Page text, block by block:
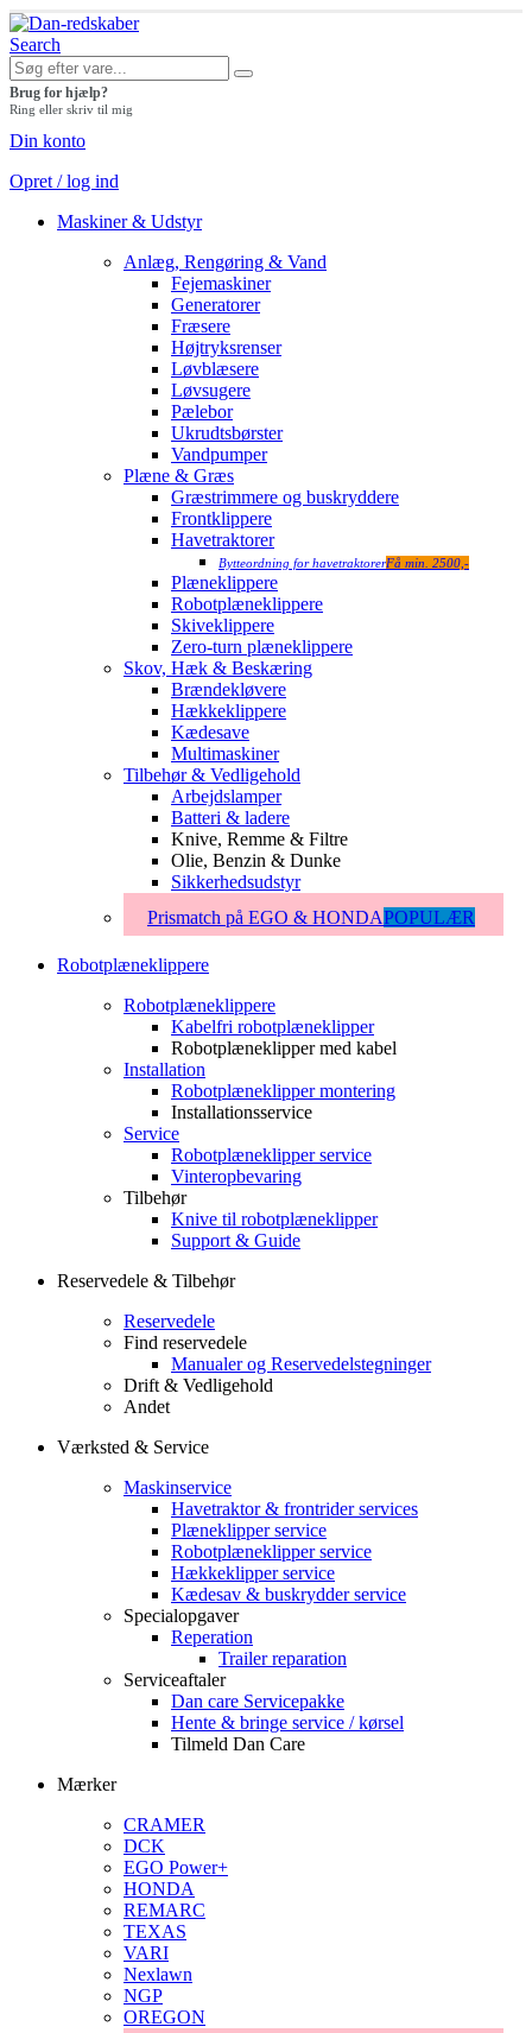
Search
Brug for hjælp?
Ring eller skriv til mig
Din konto
Opret / log ind
Maskiner & Udstyr
Anlæg, Rengøring & Vand
Fejemaskiner
Generatorer
Fræsere
Højtryksrenser
Løvblæsere
Løvsugere
Pælebor
Ukrudtsbørster
Vandpumper
Plæne & Græs
Græstrimmere og buskryddere
Frontklippere
Havetraktorer
Bytteordning for havetraktorerFå min. 2500,-
Plæneklippere
Robotplæneklippere
Skiveklippere
Zero-turn plæneklippere
Skov, Hæk & Beskæring
Brændekløvere
Hækkeklippere
Kædesave
Multimaskiner
Tilbehør & Vedligehold
Arbejdslamper
Batteri & ladere
Knive, Remme & Filtre
Olie, Benzin & Dunke
Sikkerhedsudstyr
Prismatch på EGO & HONDAPOPULÆR
Robotplæneklippere
Robotplæneklippere
Kabelfri robotplæneklipper
Robotplæneklipper med kabel
Installation
Robotplæneklipper montering
Installationsservice
Service
Robotplæneklipper service
Vinteropbevaring
Tilbehør
Knive til robotplæneklipper
Support & Guide
Reservedele & Tilbehør
Reservedele
Find reservedele
Manualer og Reservedelstegninger
Drift & Vedligehold
Andet
Værksted & Service
Maskinservice
Havetraktor & frontrider services
Plæneklipper service
Robotplæneklipper service
Hækkeklipper service
Kædesav & buskrydder service
Specialopgaver
Reperation
Trailer reparation
Serviceaftaler
Dan care Servicepakke
Hente & bringe service / kørsel
Tilmeld Dan Care
Mærker
CRAMER
DCK
EGO Power+
HONDA
REMARC
TEXAS
VARI
Nexlawn
NGP
OREGON